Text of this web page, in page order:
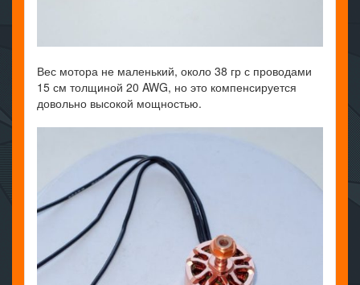
Вес мотора не маленький, около 38 гр с проводами
15 см толщиной 20 AWG, но это компенсируется
довольно высокой мощностью.